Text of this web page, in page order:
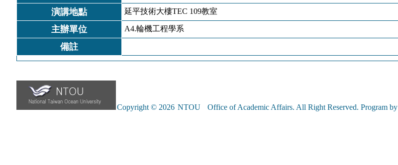
演講地點 延平技術大樓TEC 109教室
主辦單位 A4.輪機工程學系
備註
Copyright © 2026 NTOU Office of Academic Affairs. All Right Reserved. Program by